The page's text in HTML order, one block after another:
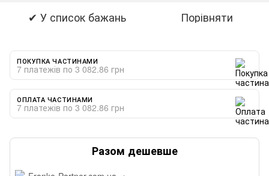
✔ У список бажань Порівняти
ПОКУПКА ЧАСТИНАМИ
7 платежів по 3 082.86 грн
ОПЛАТА ЧАСТИНАМИ
7 платежів по 3 082.86 грн
Разом дешевше